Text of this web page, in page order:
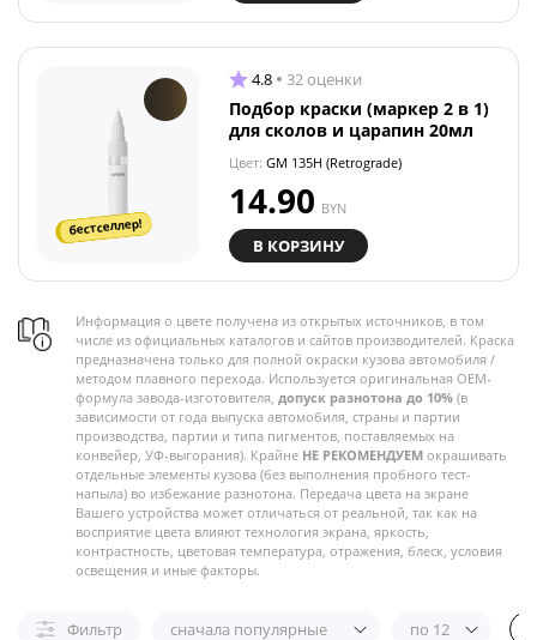
бестселлер!
4.8 32 оценки
Подбор краски (маркер 2 в 1)
для сколов и царапин 20мл
Цвет: GM 135H (Retrograde)
14.90 BYN
В КОРЗИНУ
Информация о цвете получена из открытых источников, в том
числе из официальных каталогов и сайтов производителей. Краска
предназначена только для полной окраски кузова автомобиля /
методом плавного перехода. Используется оригинальная OEM-
формула завода-изготовителя, допуск разнотона до 10% (в
зависимости от года выпуска автомобиля, страны и партии
производства, партии и типа пигментов, поставляемых на
конвейер, УФ-выгорания). Крайне НЕ РЕКОМЕНДУЕМ окрашивать
отдельные элементы кузова (без выполнения пробного тест-
напыла) во избежание разнотона. Передача цвета на экране
Вашего устройства может отличаться от реальной, так как на
восприятие цвета влияют технология экрана, яркость,
контрастность, цветовая температура, отражения, блеск, условия
освещения и иные факторы.
Фильтр сначала популярные по 12